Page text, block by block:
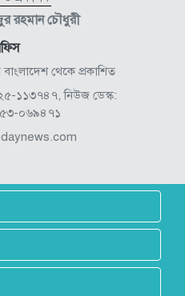
রহমান চৌধুরী
থেকে প্রকাশিত
১১৩৭৪৭, নিউজ ডেস্ক:
০৬৯৪৭১